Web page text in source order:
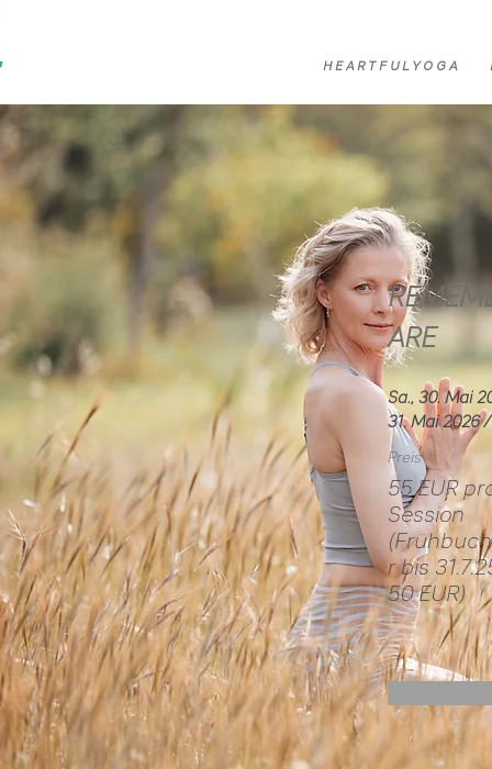
H E A R T F U L Y O G A
ARE
Sa., 30. Mai
31. Mai 2026
Preis
55 EUR
Session
r bis
50 EUR)